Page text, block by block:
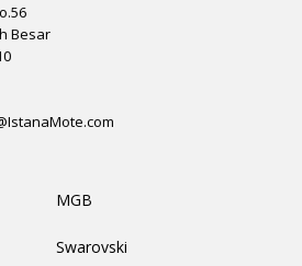
Besar
MGB
Swarovski